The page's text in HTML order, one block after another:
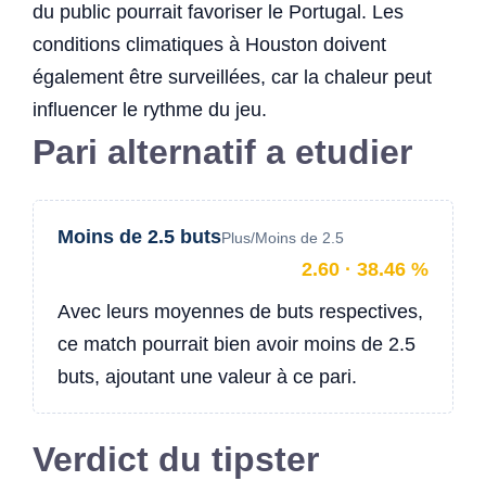
du public pourrait favoriser le Portugal. Les
conditions climatiques à Houston doivent
également être surveillées, car la chaleur peut
influencer le rythme du jeu.
Pari alternatif a etudier
Moins de 2.5 butsPlus/Moins de 2.5
2.60 · 38.46 %
Avec leurs moyennes de buts respectives,
ce match pourrait bien avoir moins de 2.5
buts, ajoutant une valeur à ce pari.
Verdict du tipster